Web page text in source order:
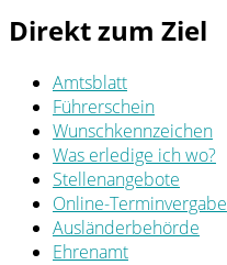
Direkt zum Ziel
Amtsblatt
Führerschein
Wunschkennzeichen
Was erledige ich wo?
Stellenangebote
Online-Terminvergabe
Ausländerbehörde
Ehrenamt